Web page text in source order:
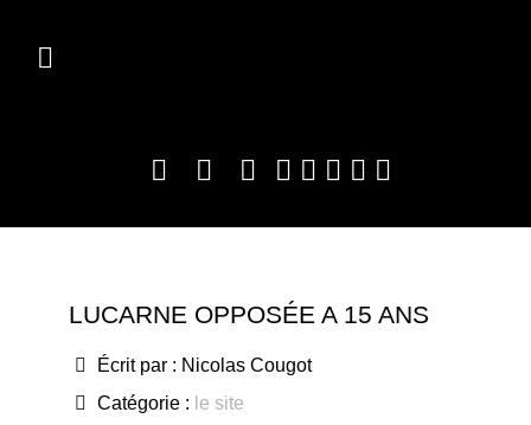
LUCARNE OPPOSÉE A 15 ANS
Écrit par : Nicolas Cougot
Catégorie : le site